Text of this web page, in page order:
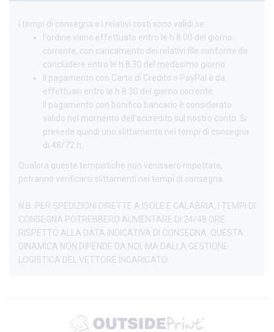
I tempi di consegna e i relativi costi sono validi se:
l'ordine viene effettuato entro le h 8.00 del giorno
corrente, con caricamento dei relativi file conformi da
concludere entro le h 8.30 del medesimo giorno.
Il pagamento con Carte di Credito o PayPal è da
effettuasi entro le h 8.30 del giorno corrente.
Il pagamento con bonifico bancario è considerato
valido nel momento dell’accredito sul nostro conto. Si
prevede quindi uno slittamento nei tempi di consegna
di 48/72 h.
Qualora queste tempistiche non venissero rispettate,
potranno verificarsi slittamenti nei tempi di consegna.
N.B. PER SPEDIZIONI DIRETTE A ISOLE E CALABRIA, I TEMPI DI
CONSEGNA POTREBBERO AUMENTARE DI 24/48 ORE
RISPETTO ALLA DATA INDICATIVA DI CONSEGNA. QUESTA
DINAMICA NON DIPENDE DA NOI, MA DALLA GESTIONE
LOGISTICA DEL VETTORE INCARICATO.